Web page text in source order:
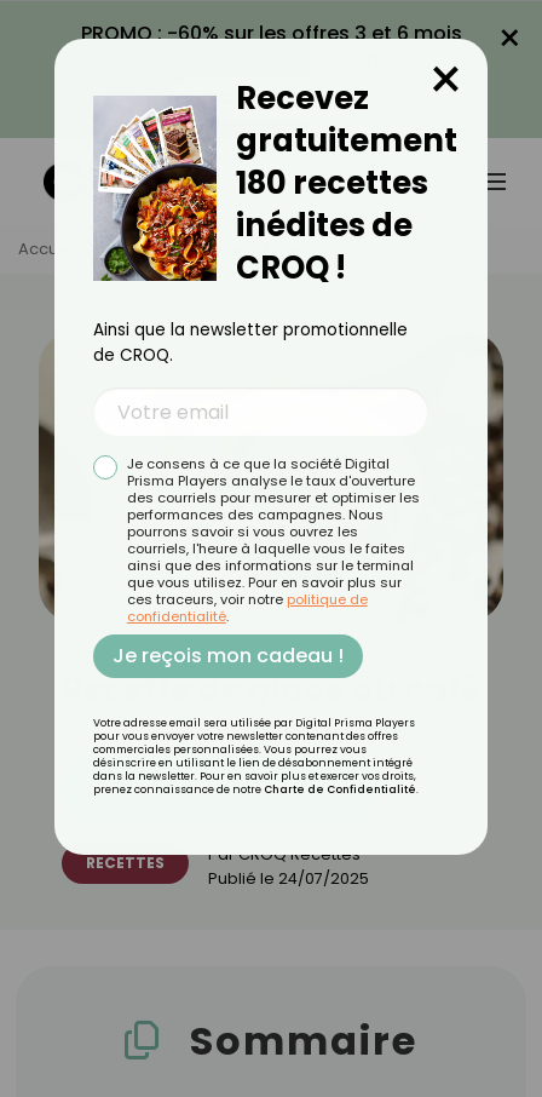
PROMO : -60% sur les offres 3 et 6 mois
VOIR LA PROMO
×
Accueil Actus Recettes Recette De Glace Au Café
Recette de glace au café
Découvrez les 11 menus CROQ
RECETTES ParCROQ Recettes
Publié le 24/07/2025
Sommaire
Recevez
gratuitement
180 recettes
inédites de
CROQ !
×
Ainsi que la newsletter promotionnelle
de CROQ.
Je consens à ce que la société Digital
Prisma Players analyse le taux d'ouverture
des courriels pour mesurer et optimiser les
performances des campagnes. Nous
pourrons savoir si vous ouvrez les
courriels, l'heure à laquelle vous le faites
ainsi que des informations sur le terminal
que vous utilisez. Pour en savoir plus sur
ces traceurs, voir notre politique de
confidentialité.
Je reçois mon cadeau !
Votre adresse email sera utilisée par Digital Prisma Players
pour vous envoyer votre newsletter contenant des offres
commerciales personnalisées. Vous pourrez vous
désinscrire en utilisant le lien de désabonnement intégré
dans la newsletter. Pour en savoir plus et exercer vos droits,
prenez connaissance de notre Charte de Confidentialité.